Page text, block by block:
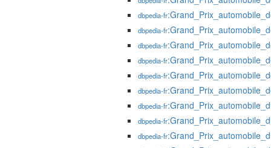
dbpedia-fr
dbpedia-fr
dbpedia-fr
dbpedia-fr
dbpedia-fr
dbpedia-fr
dbpedia-fr
dbpedia-fr
dbpedia-fr